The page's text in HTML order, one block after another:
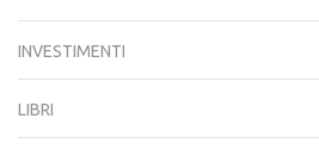
INVESTIMENTI
LIBRI